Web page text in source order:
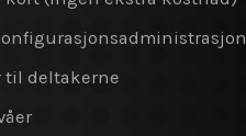
til deltakerne